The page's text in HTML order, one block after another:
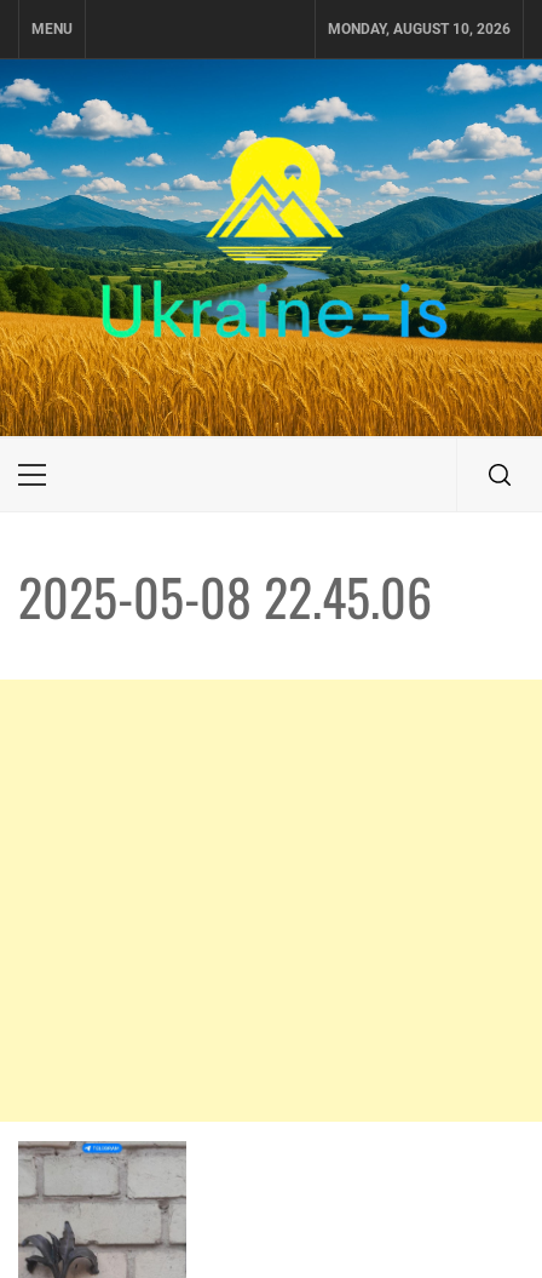
MENU MONDAY, AUGUST 10, 2026
UKRAINE-IS
ПОДОРОЖI ПО УКРАЇНІ
Primary
2025-05-08 22.45.06